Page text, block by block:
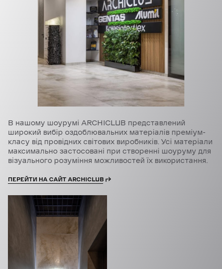
В нашому шоурумі ARCHICLUB представлений
широкий вибір оздоблювальних матеріалів преміум-
класу від провідних світових виробників. Усі матеріали
максимально застосовані при створенні шоуруму для
візуального розуміння можливостей їх використання.
ПЕРЕЙТИ НА САЙТ ARCHICLUB